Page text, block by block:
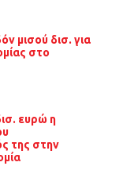
μισού δισ. για
στο
ευρώ η
της στην